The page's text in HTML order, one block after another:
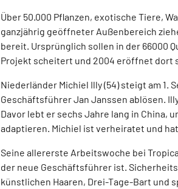
Über 50.000 Pflanzen, exotische Tiere,
ganzjährig geöffneter Außenbereich
bereit. Ursprünglich sollen in der 66000
Projekt scheitert und 2004 eröffnet dort
Niederländer Michiel Illy (54) steigt am 1.
Geschäftsführer Jan Janssen ablösen.
Davor lebt er sechs Jahre lang in China,
adaptieren. Michiel ist verheiratet und
Seine allererste Arbeitswoche bei
der neue Geschäftsführer ist.
künstlichen Haaren, Drei-Tage-Bart und